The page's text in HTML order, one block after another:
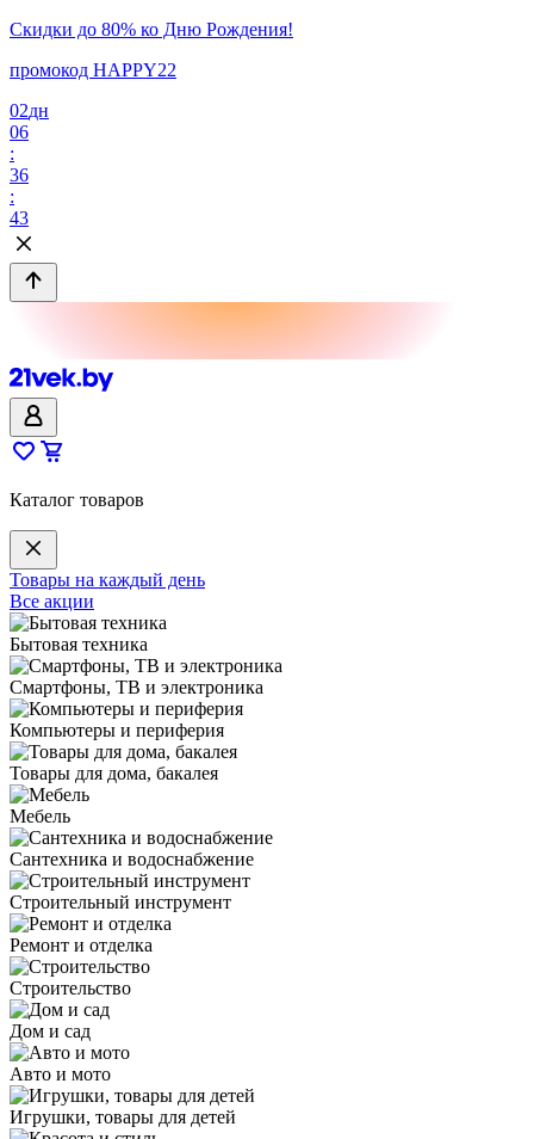
Скидки до 80% ко Дню Рождения!
промокод HAPPY22
02дн
06
:
36
:
43
Каталог товаров
Товары на каждый день
Все акции
Бытовая техника
Смартфоны, ТВ и электроника
Компьютеры и периферия
Товары для дома, бакалея
Мебель
Сантехника и водоснабжение
Строительный инструмент
Ремонт и отделка
Строительство
Дом и сад
Авто и мото
Игрушки, товары для детей